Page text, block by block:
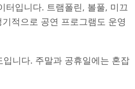
터입니다. 트램폴린, 볼풀, 미끄
적으로 공연 프로그램도 운영
니다. 주말과 공휴일에는 혼잡